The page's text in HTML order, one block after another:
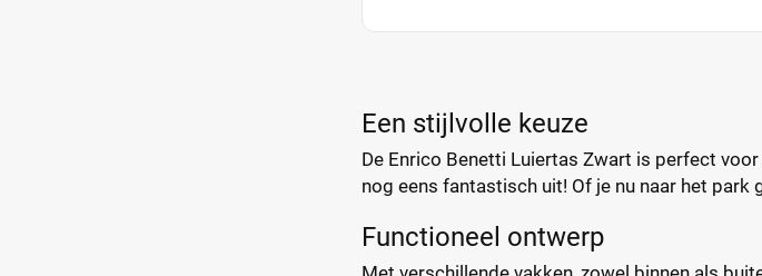
Een stijlvolle keuze
De Enrico Benetti Luiertas Zwart is perfect
nog eens fantastisch uit! Of je nu naar het
Functioneel ontwerp